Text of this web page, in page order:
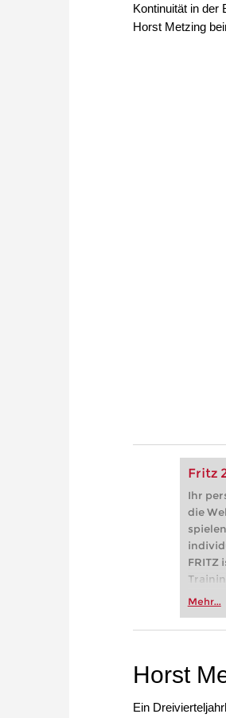
Kontinuität in der
Horst Metzing
Fritz
Ihr
die
FRITZ
zuvor.
Mehr...
Horst
Ein